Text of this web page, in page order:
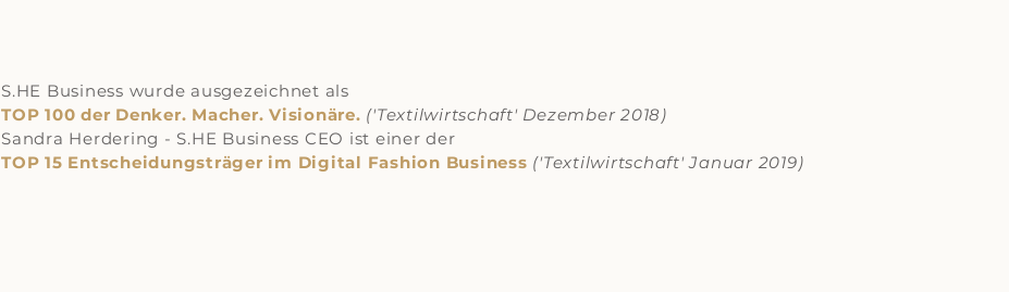
S.HE Business wurde ausgezeichnet als
TOP 100 der Denker. Macher. Visionäre. ('Textilwirtschaft' Dezember 2018)
Sandra Herdering - S.HE Business CEO ist einer der
TOP 15 Entscheidungsträger im Digital Fashion Business ('Textilwirtschaft' Januar 2019)